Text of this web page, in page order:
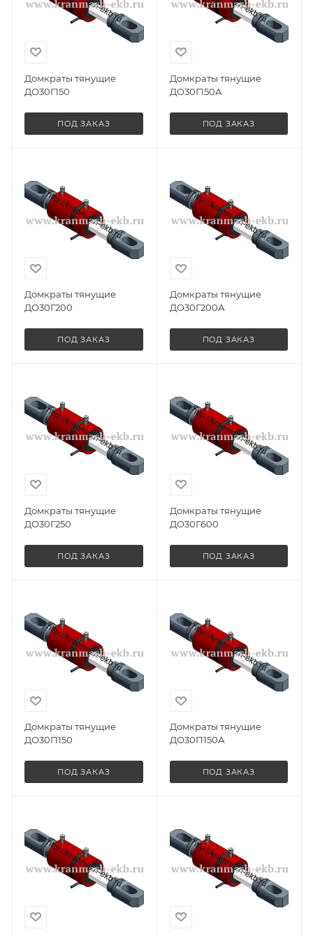
Домкраты тянущие
ДО30Г150
ПОД ЗАКАЗ
Домкраты тянущие
ДО30Г150А
ПОД ЗАКАЗ
Домкраты тянущие
ДО30Г200
ПОД ЗАКАЗ
Домкраты тянущие
ДО30Г200А
ПОД ЗАКАЗ
Домкраты тянущие
ДО30Г250
ПОД ЗАКАЗ
Домкраты тянущие
ДО30Г600
ПОД ЗАКАЗ
Домкраты тянущие
ДО30П150
ПОД ЗАКАЗ
Домкраты тянущие
ДО30П150А
ПОД ЗАКАЗ